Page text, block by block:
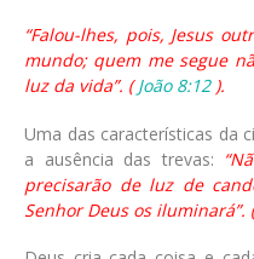
“Falou-lhes, pois, Jesus
mundo; quem me segue
luz da vida”. (João 8:12).
Uma das características da
a ausência das trevas:
precisarão de luz de
Senhor Deus os iluminará”.